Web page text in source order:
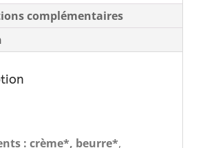
complémentaires
: crème*, beurre*,